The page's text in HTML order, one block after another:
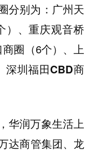
分别为： 广州天
）、重庆观音桥
圈 （6个）、上
深圳福田CBD商
华润万象生活 上
达商管集团、龙